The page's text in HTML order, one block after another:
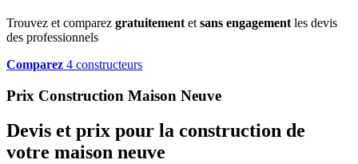
Trouvez et comparez gratuitement et sans engagement les devis
des professionnels
Comparez 4 constructeurs
Prix Construction Maison Neuve
Devis et prix pour la construction de
votre maison neuve